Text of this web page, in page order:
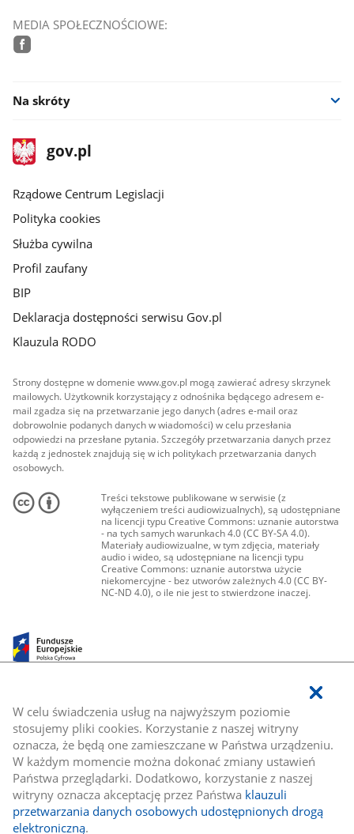
W celu świadczenia usług na najwyższym poziomie
stosujemy pliki cookies. Korzystanie z naszej witryny
oznacza, że będą one zamieszczane w Państwa urządzeniu.
W każdym momencie można dokonać zmiany ustawień
Państwa przeglądarki. Dodatkowo, korzystanie z naszej
witryny oznacza akceptację przez Państwa klauzuli
przetwarzania danych osobowych udostępnionych drogą
elektroniczną.
MEDIA SPOŁECZNOŚCIOWE:
Na skróty
stopka
gov.plStrona
gov.pl
Rządowe Centrum Legislacji
Polityka cookies
Służba cywilna
Profil zaufany
BIP
Deklaracja dostępności serwisu Gov.pl
Klauzula RODO
Strony dostępne w domenie www.gov.pl mogą zawierać adresy skrzynek
mailowych. Użytkownik korzystający z odnośnika będącego adresem e-
mail zgadza się na przetwarzanie jego danych (adres e-mail oraz
dobrowolnie podanych danych w wiadomości) w celu przesłania
odpowiedzi na przesłane pytania. Szczegóły przetwarzania danych przez
każdą z jednostek znajdują się w ich politykach przetwarzania danych
osobowych.
Treści tekstowe publikowane w serwisie (z
wyłączeniem treści audiowizualnych), są udostępniane
na licencji typu Creative Commons: uznanie autorstwa
- na tych samych warunkach 4.0 (CC BY-SA 4.0).
Materiały audiowizualne, w tym zdjęcia, materiały
audio i wideo, są udostępniane na licencji typu
Creative Commons: uznanie autorstwa użycie
niekomercyjne - bez utworów zależnych 4.0 (CC BY-
NC-ND 4.0), o ile nie jest to stwierdzone inaczej.